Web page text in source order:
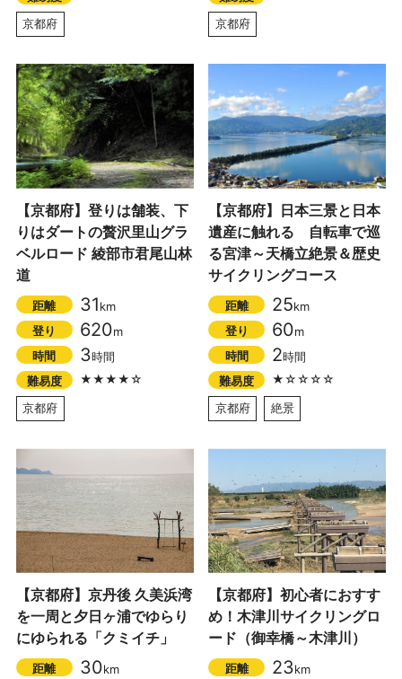
京都府
京都府
【京都府】登りは舗装、下
りはダートの贅沢里山グラ
ベルロード 綾部市君尾山林
道
距離 31km
登り
620m
時間
3時間
難易度
★★★★☆
京都府
【京都府】日本三景と日本
遺産に触れる 自転車で巡
る宮津～天橋立絶景＆歴史
サイクリングコース
距離 25km
登り
60m
時間
2時間
難易度
★☆☆☆☆
京都府
絶景
【京都府】京丹後 久美浜湾
を一周と夕日ヶ浦でゆらり
にゆられる「クミイチ」
距離 30km
【京都府】初心者におすす
め！木津川サイクリングロ
ード（御幸橋～木津川）
距離 23km